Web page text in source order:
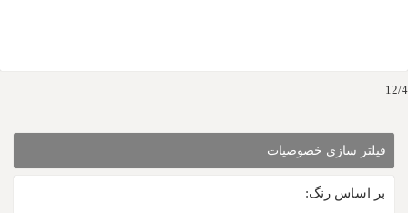
فیلتر سازی خصوصیات
بر اساس رنگ: